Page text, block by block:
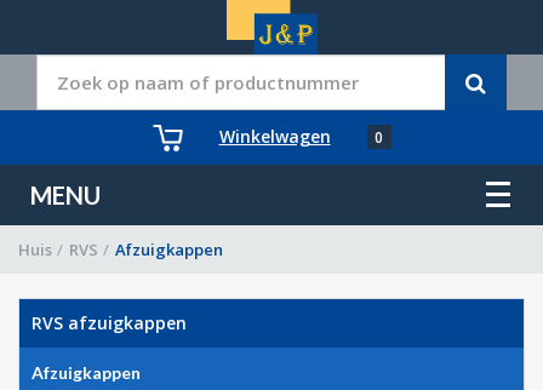
Winkelwagen 0
MENU
Huis / RVS / Afzuigkappen
RVS afzuigkappen
Afzuigkappen